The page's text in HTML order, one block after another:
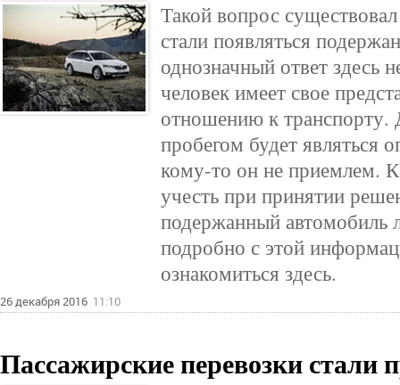
Такой вопрос
стали появляться
однозначный ответ здесь
человек имеет свое
отношению к транспорту.
пробегом будет являться
кому-то он не приемлем.
учесть при принятии
подержанный автомобиль
подробно с этой
ознакомиться здесь.
26 декабря 2016 11:10
Пассажирские перевозки стали